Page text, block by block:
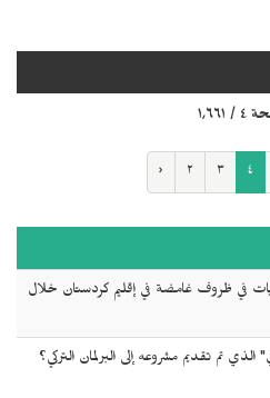
١٬٦٦١
‹ ٢ ٣ ٤
نساء ووفاة 7 أخريات في ظروف غامضة في إقليم كردستان خلال
الذي تم تقديم مشروعه إلى البرلمان التركي؟